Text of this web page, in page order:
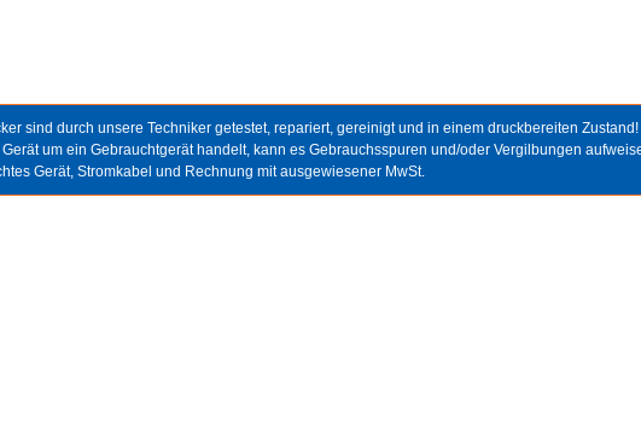
sind durch unsere Techniker getestet, repariert, gereinigt und in einem druckbereiten Zustand!
um ein Gebrauchtgerät handelt, kann es Gebrauchsspuren und/oder Vergilbungen
Gerät, Stromkabel und Rechnung mit ausgewiesener MwSt.